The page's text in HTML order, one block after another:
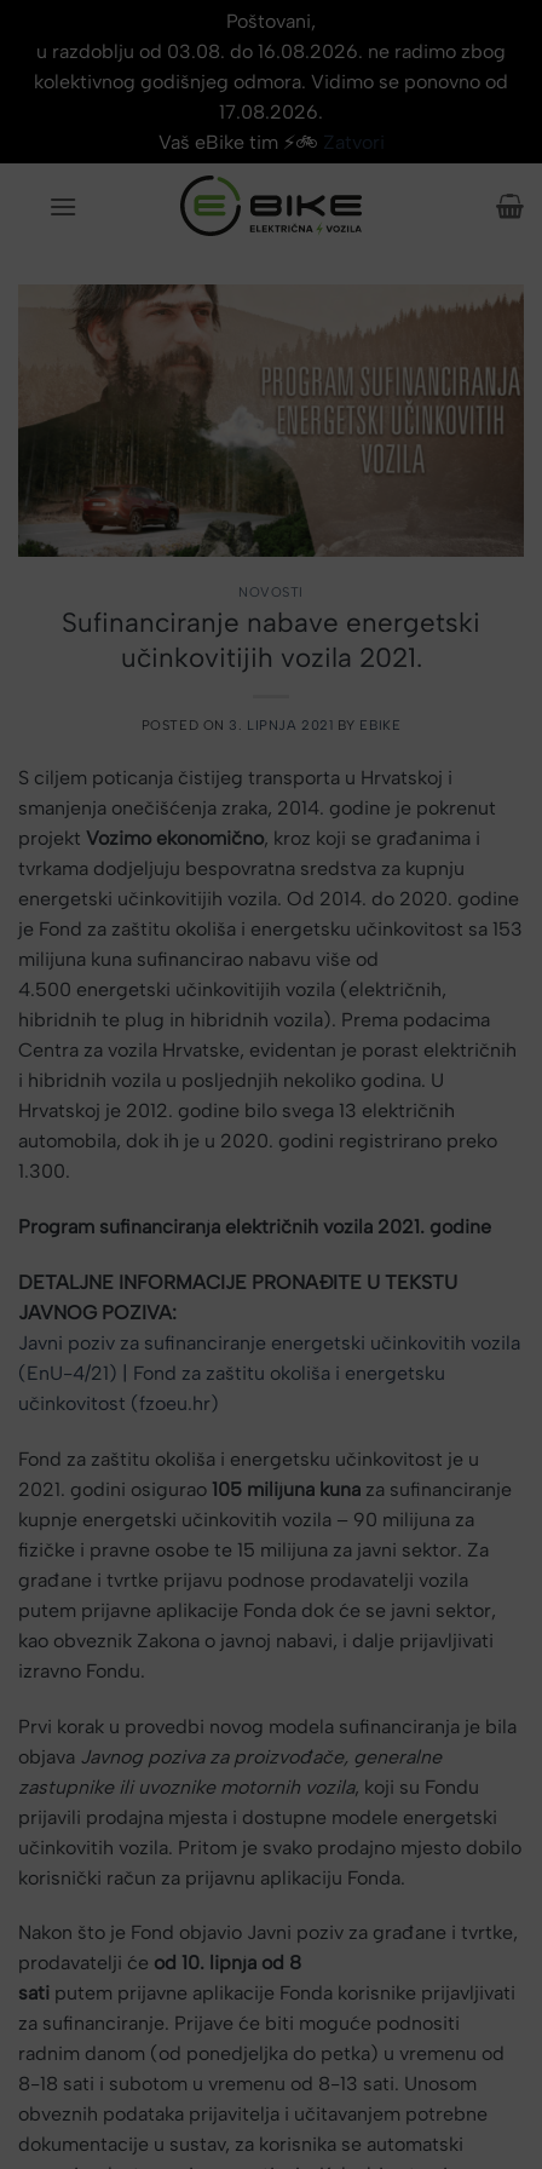
Poštovani,
u razdoblju od 03.08. do 16.08.2026. ne radimo zbog
kolektivnog godišnjeg odmora. Vidimo se ponovno od
17.08.2026.
Vaš eBike tim ⚡🚲 Zatvori
NOVOSTI
Sufinanciranje nabave energetski
učinkovitijih vozila 2021.
POSTED ON 3. LIPNJA 2021 BY EBIKE
S ciljem poticanja čistijeg transporta u Hrvatskoj i
smanjenja onečišćenja zraka, 2014. godine je pokrenut
projekt Vozimo ekonomično, kroz koji se građanima i
tvrkama dodjeljuju bespovratna sredstva za kupnju
energetski učinkovitijih vozila. Od 2014. do 2020. godine
je Fond za zaštitu okoliša i energetsku učinkovitost sa 153
milijuna kuna sufinancirao nabavu više od
4.500 energetski učinkovitijih vozila (električnih,
hibridnih te plug in hibridnih vozila). Prema podacima
Centra za vozila Hrvatske, evidentan je porast električnih
i hibridnih vozila u posljednjih nekoliko godina. U
Hrvatskoj je 2012. godine bilo svega 13 električnih
automobila, dok ih je u 2020. godini registrirano preko
1.300.
Program sufinanciranja električnih vozila 2021. godine
DETALJNE INFORMACIJE PRONAĐITE U TEKSTU
JAVNOG POZIVA:
Javni poziv za sufinanciranje energetski učinkovitih vozila
(EnU-4/21) | Fond za zaštitu okoliša i energetsku
učinkovitost (fzoeu.hr)
Fond za zaštitu okoliša i energetsku učinkovitost je u
2021. godini osigurao 105 milijuna kuna za sufinanciranje
kupnje energetski učinkovitih vozila – 90 milijuna za
fizičke i pravne osobe te 15 milijuna za javni sektor. Za
građane i tvrtke prijavu podnose prodavatelji vozila
putem prijavne aplikacije Fonda dok će se javni sektor,
kao obveznik Zakona o javnoj nabavi, i dalje prijavljivati
izravno Fondu.
Prvi korak u provedbi novog modela sufinanciranja je bila
objava Javnog poziva za proizvođače, generalne
zastupnike ili uvoznike motornih vozila, koji su Fondu
prijavili prodajna mjesta i dostupne modele energetski
učinkovitih vozila. Pritom je svako prodajno mjesto dobilo
korisnički račun za prijavnu aplikaciju Fonda.
Nakon što je Fond objavio Javni poziv za građane i tvrtke,
prodavatelji će od 10. lipnja od 8
sati putem prijavne aplikacije Fonda korisnike prijavljivati
za sufinanciranje. Prijave će biti moguće podnositi
radnim danom (od ponedjeljka do petka) u vremenu od
8-18 sati i subotom u vremenu od 8-13 sati. Unosom
obveznih podataka prijavitelja i učitavanjem potrebne
dokumentacije u sustav, za korisnika se automatski